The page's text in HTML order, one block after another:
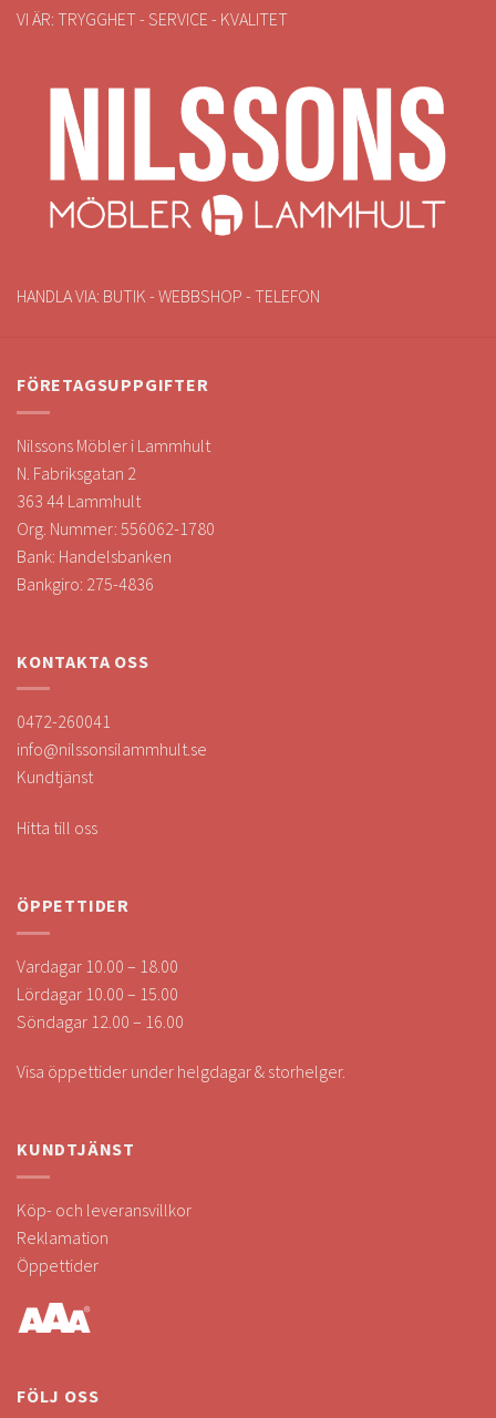
VI ÄR: TRYGGHET - SERVICE - KVALITET
HANDLA VIA: BUTIK - WEBBSHOP - TELEFON
FÖRETAGSUPPGIFTER
Nilssons Möbler i Lammhult
N. Fabriksgatan 2
363 44 Lammhult
Org. Nummer: 556062-1780
Bank: Handelsbanken
Bankgiro: 275-4836
KONTAKTA OSS
0472-260041
info@nilssonsilammhult.se
Kundtjänst
Hitta till oss
ÖPPETTIDER
Vardagar 10.00 – 18.00
Lördagar 10.00 – 15.00
Söndagar 12.00 – 16.00
Visa öppettider under helgdagar & storhelger.
KUNDTJÄNST
Köp- och leveransvillkor
Reklamation
Öppettider
FÖLJ OSS